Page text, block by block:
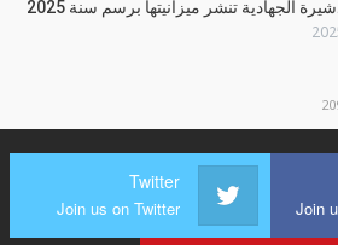
الجهادية تنشر ميزانيتها برسم سنة 2025
Join
Twitter
Join us on Twitter